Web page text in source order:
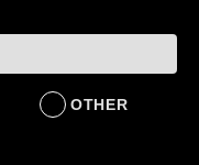
OTHER